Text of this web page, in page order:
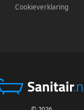
Cookieverklaring